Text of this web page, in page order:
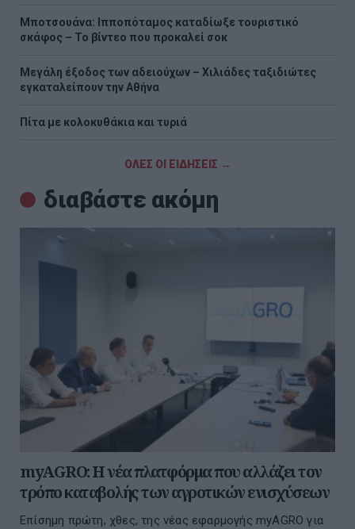
Μποτσουάνα: Ιπποπόταμος καταδίωξε τουριστικό
σκάφος – Το βίντεο που προκαλεί σοκ
Μεγάλη έξοδος των αδειούχων – Χιλιάδες ταξιδιώτες
εγκαταλείπουν την Αθήνα
Πίτα με κολοκυθάκια και τυριά
ΟΛΕΣ ΟΙ ΕΙΔΗΣΕΙΣ →
διαβάστε ακόμη
myAGRO: Η νέα πλατφόρμα που αλλάζει τον
τρόπο καταβολής των αγροτικών ενισχύσεων
Επίσημη πρώτη, χθες, της νέας εφαρμογής myAGRO για